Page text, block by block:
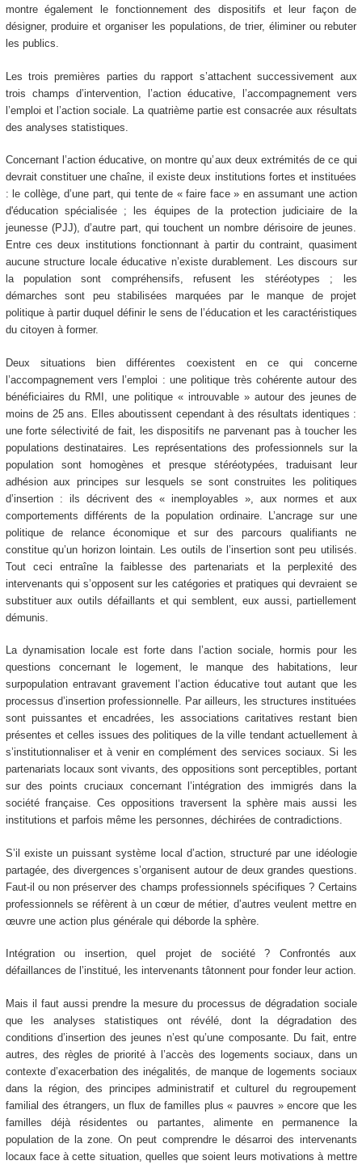
montre également le fonctionnement des dispositifs et leur façon de
désigner, produire et organiser les populations, de trier, éliminer ou rebuter
les publics.
Les trois premières parties du rapport s’attachent successivement aux
trois champs d’intervention, l’action éducative, l’accompagnement vers
l’emploi et l’action sociale. La quatrième partie est consacrée aux résultats
des analyses statistiques.
Concernant l’action éducative, on montre qu’aux deux extrémités de ce qui
devrait constituer une chaîne, il existe deux institutions fortes et instituées
: le collège, d’une part, qui tente de « faire face » en assumant une action
d'éducation spécialisée ; les équipes de la protection judiciaire de la
jeunesse (PJJ), d’autre part, qui touchent un nombre dérisoire de jeunes.
Entre ces deux institutions fonctionnant à partir du contraint, quasiment
aucune structure locale éducative n’existe durablement. Les discours sur
la population sont compréhensifs, refusent les stéréotypes ; les
démarches sont peu stabilisées marquées par le manque de projet
politique à partir duquel définir le sens de l’éducation et les caractéristiques
du citoyen à former.
Deux situations bien différentes coexistent en ce qui concerne
l’accompagnement vers l’emploi : une politique très cohérente autour des
bénéficiaires du RMI, une politique « introuvable » autour des jeunes de
moins de 25 ans. Elles aboutissent cependant à des résultats identiques :
une forte sélectivité de fait, les dispositifs ne parvenant pas à toucher les
populations destinataires. Les représentations des professionnels sur la
population sont homogènes et presque stéréotypées, traduisant leur
adhésion aux principes sur lesquels se sont construites les politiques
d’insertion : ils décrivent des « inemployables », aux normes et aux
comportements différents de la population ordinaire. L’ancrage sur une
politique de relance économique et sur des parcours qualifiants ne
constitue qu’un horizon lointain. Les outils de l’insertion sont peu utilisés.
Tout ceci entraîne la faiblesse des partenariats et la perplexité des
intervenants qui s’opposent sur les catégories et pratiques qui devraient se
substituer aux outils défaillants et qui semblent, eux aussi, partiellement
démunis.
La dynamisation locale est forte dans l’action sociale, hormis pour les
questions concernant le logement, le manque des habitations, leur
surpopulation entravant gravement l’action éducative tout autant que les
processus d’insertion professionnelle. Par ailleurs, les structures instituées
sont puissantes et encadrées, les associations caritatives restant bien
présentes et celles issues des politiques de la ville tendant actuellement à
s’institutionnaliser et à venir en complément des services sociaux. Si les
partenariats locaux sont vivants, des oppositions sont perceptibles, portant
sur des points cruciaux concernant l’intégration des immigrés dans la
société française. Ces oppositions traversent la sphère mais aussi les
institutions et parfois même les personnes, déchirées de contradictions.
S’il existe un puissant système local d’action, structuré par une idéologie
partagée, des divergences s’organisent autour de deux grandes questions.
Faut-il ou non préserver des champs professionnels spécifiques ? Certains
professionnels se réfèrent à un cœur de métier, d’autres veulent mettre en
œuvre une action plus générale qui déborde la sphère.
Intégration ou insertion, quel projet de société ? Confrontés aux
défaillances de l’institué, les intervenants tâtonnent pour fonder leur action.
Mais il faut aussi prendre la mesure du processus de dégradation sociale
que les analyses statistiques ont révélé, dont la dégradation des
conditions d’insertion des jeunes n’est qu’une composante. Du fait, entre
autres, des règles de priorité à l’accès des logements sociaux, dans un
contexte d’exacerbation des inégalités, de manque de logements sociaux
dans la région, des principes administratif et culturel du regroupement
familial des étrangers, un flux de familles plus « pauvres » encore que les
familles déjà résidentes ou partantes, alimente en permanence la
population de la zone. On peut comprendre le désarroi des intervenants
locaux face à cette situation, quelles que soient leurs motivations à mettre